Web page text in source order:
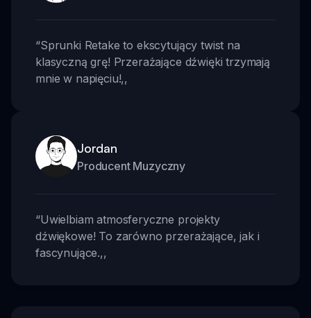
“Sprunki Retake to ekscytujący twist na
klasyczną grę! Przerażające dźwięki trzymają
mnie w napięciu!,,
Jordan
Producent Muzyczny
“Uwielbiam atmosferyczne projekty
dźwiękowe! To zarówno przerażające, jak i
fascynujące.,,